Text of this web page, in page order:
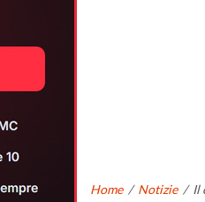
Home / Notizie / Il